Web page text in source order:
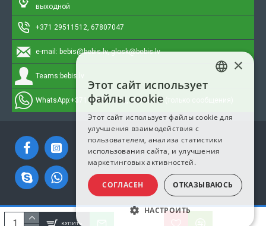
КУПИТЬ
выходной
+371 29511512, 67807047
e-mail: bebis@bebis.lv, glosk@bebis.lv
Teams: bebis.lv
WhatsApp:+371 295511512, 20579272 (только сообщения)
Copyright © 2023, Bebis.lv, Все права защищены
×
Этот сайт использует
файлы cookie
Этот сайт использует файлы cookie для
улучшения взаимодействия с
пользователем, анализа статистики
использования сайта, и улучшения
маркетинговых активностей.
СОГЛАСЕН ОТКАЗЫВАЮСЬ
НАСТРОИТЬ